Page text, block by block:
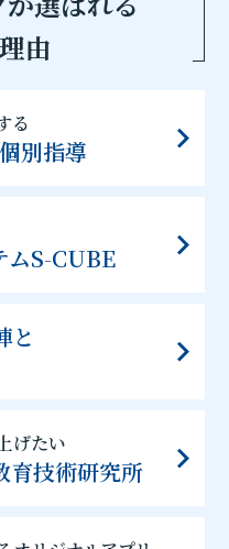
由
る
別指導
ムS-CUBE
と
げたい
育技術研究所